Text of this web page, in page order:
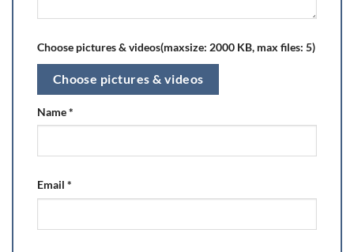
Choose pictures & videos(maxsize: 2000 KB, max files: 5)
Choose pictures & videos
Name*
Email *